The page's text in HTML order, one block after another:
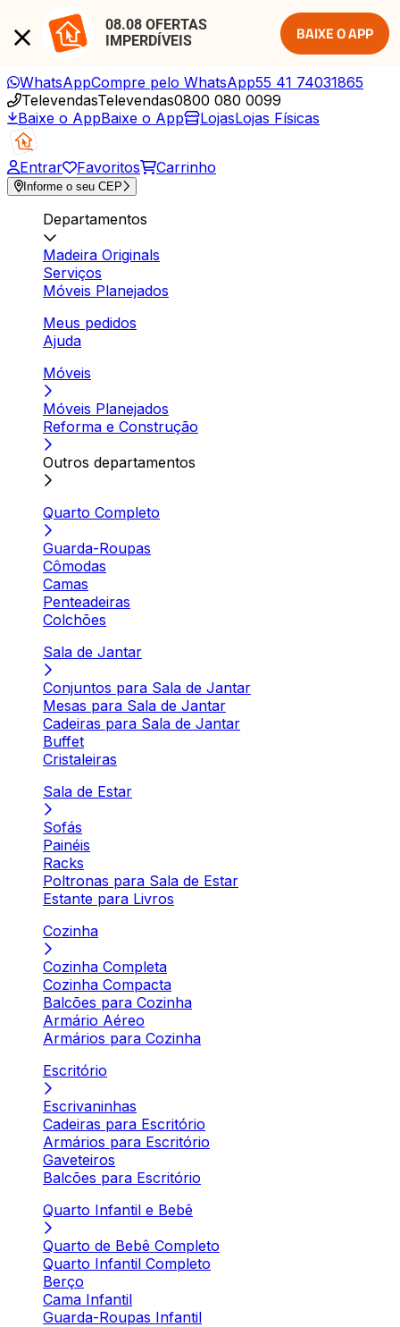
08.08 OFERTAS
IMPERDÍVEIS
BAIXE O APP
WhatsAppCompre pelo WhatsApp55 41 74031865
TelevendasTelevendas0800 080 0099
Baixe o AppBaixe o App LojasLojas Físicas
Entrar Favoritos Carrinho
Informe o seu CEP
Departamentos
Madeira Originals
Serviços
Móveis Planejados
Meus pedidos
Ajuda
Móveis
Móveis Planejados
Reforma e Construção
Outros departamentos
Quarto Completo
Guarda-Roupas
Cômodas
Camas
Penteadeiras
Colchões
Sala de Jantar
Conjuntos para Sala de Jantar
Mesas para Sala de Jantar
Cadeiras para Sala de Jantar
Buffet
Cristaleiras
Sala de Estar
Sofás
Painéis
Racks
Poltronas para Sala de Estar
Estante para Livros
Cozinha
Cozinha Completa
Cozinha Compacta
Balcões para Cozinha
Armário Aéreo
Armários para Cozinha
Escritório
Escrivaninhas
Cadeiras para Escritório
Armários para Escritório
Gaveteiros
Balcões para Escritório
Quarto Infantil e Bebê
Quarto de Bebê Completo
Quarto Infantil Completo
Berço
Cama Infantil
Guarda-Roupas Infantil